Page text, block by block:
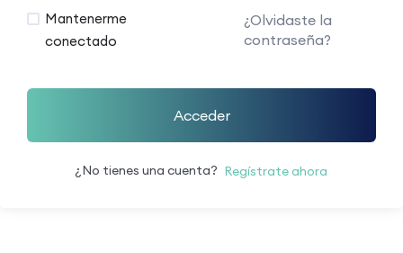
Mantenerme
conectado
¿Olvidaste la
contraseña?
Acceder
¿No tienes una cuenta? Regístrate ahora